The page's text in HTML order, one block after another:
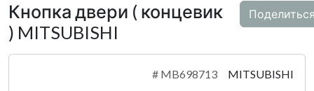
Кнопка двери ( концевик
) MITSUBISHI
# MB698713 MITSUBISHI